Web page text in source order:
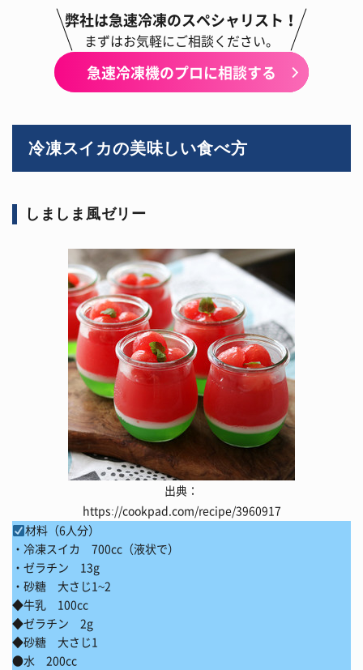
弊社は急速冷凍のスペシャリスト！
まずはお気軽にご相談ください。
急速冷凍機のプロに相談する
冷凍スイカの美味しい食べ方
しましま風ゼリー
出典：
https://cookpad.com/recipe/3960917
材料（6人分）
・冷凍スイカ 700cc（液状で）
・ゼラチン 13g
・砂糖 大さじ1~2
◆牛乳 100cc
◆ゼラチン 2g
◆砂糖 大さじ1
●水 200cc